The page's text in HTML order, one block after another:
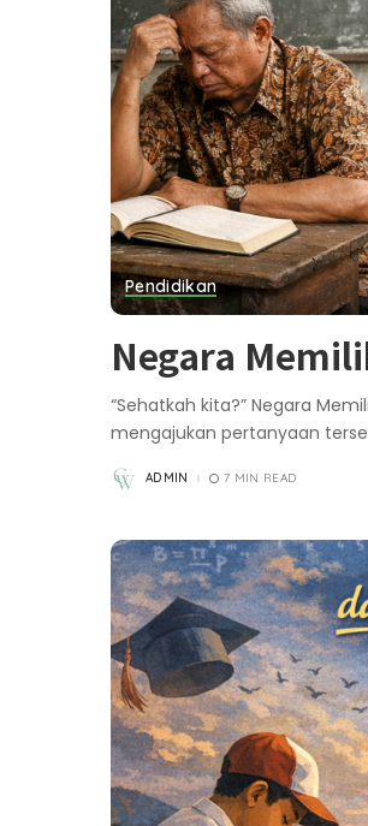
Pendidikan
Negara
“Sehatkah kita?” Negara
mengajukan pertanyaan
POSTED
BY
ADMIN 7 MIN READ